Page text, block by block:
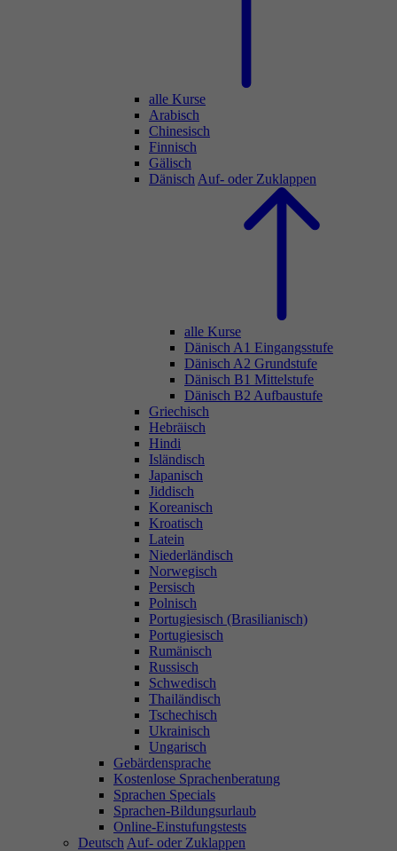
alle Kurse
Arabisch
Chinesisch
Finnisch
Gälisch
Dänisch Auf- oder Zuklappen
alle Kurse
Dänisch A1 Eingangsstufe
Dänisch A2 Grundstufe
Dänisch B1 Mittelstufe
Dänisch B2 Aufbaustufe
Griechisch
Hebräisch
Hindi
Isländisch
Japanisch
Jiddisch
Koreanisch
Kroatisch
Latein
Niederländisch
Norwegisch
Persisch
Polnisch
Portugiesisch (Brasilianisch)
Portugiesisch
Rumänisch
Russisch
Schwedisch
Thailändisch
Tschechisch
Ukrainisch
Ungarisch
Gebärdensprache
Kostenlose Sprachenberatung
Sprachen Specials
Sprachen-Bildungsurlaub
Online-Einstufungstests
Deutsch Auf- oder Zuklappen